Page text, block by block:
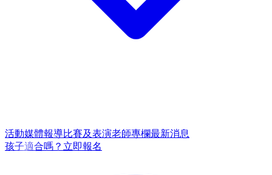
活動媒體報導比賽及表演老師專欄最新消息
孩子適合嗎？ 立即報名